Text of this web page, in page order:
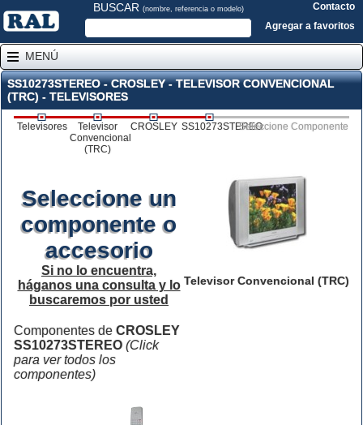
BUSCAR (nombre, referencia o modelo)
Contacto
Agregar a favoritos
MENÚ
SS10273STEREO - CROSLEY - TELEVISOR CONVENCIONAL
(TRC) - TELEVISORES
Televisores
Televisor
Convencional
(TRC)
CROSLEY SS10273STEREOSeleccione Componente
Televisor Convencional (TRC)
Seleccione un
componente o
accesorio
Si no lo encuentra,
háganos una consulta y lo
buscaremos por usted
Componentes de CROSLEY
SS10273STEREO (Click
para ver todos los
componentes)